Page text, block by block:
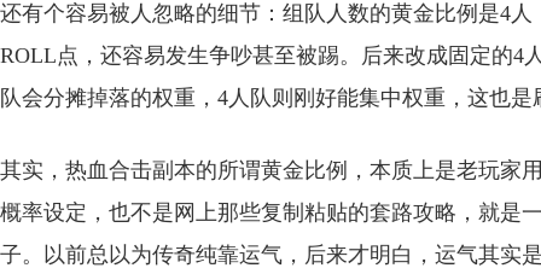
还有个容易被人忽略的细节：组队人数的黄金比例是4
ROLL点，还容易发生争吵甚至被踢。后来改成固定的
队会分摊掉落的权重，4人队则刚好能集中权重，这也
其实，热血合击副本的所谓黄金比例，本质上是老玩家
概率设定，也不是网上那些复制粘贴的套路攻略，就是
子。以前总以为传奇纯靠运气，后来才明白，运气其